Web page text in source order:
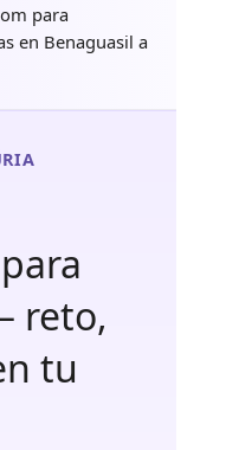
para
en Benaguasil a
reto,
tu